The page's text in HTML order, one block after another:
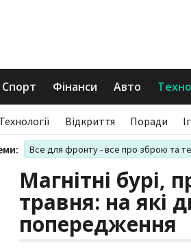
Спорт Фінанси Авто Техно
Технології Відкриття Поради
Все для фронту - все про зброю та
Магнітні бурі,
травня: на які
попередження